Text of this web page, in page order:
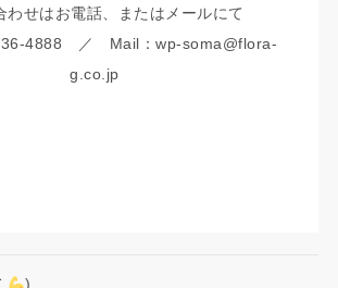
わせはお電話、またはメールにて
36-4888 ／ Mail：wp-soma@flora-
g.co.jp
)